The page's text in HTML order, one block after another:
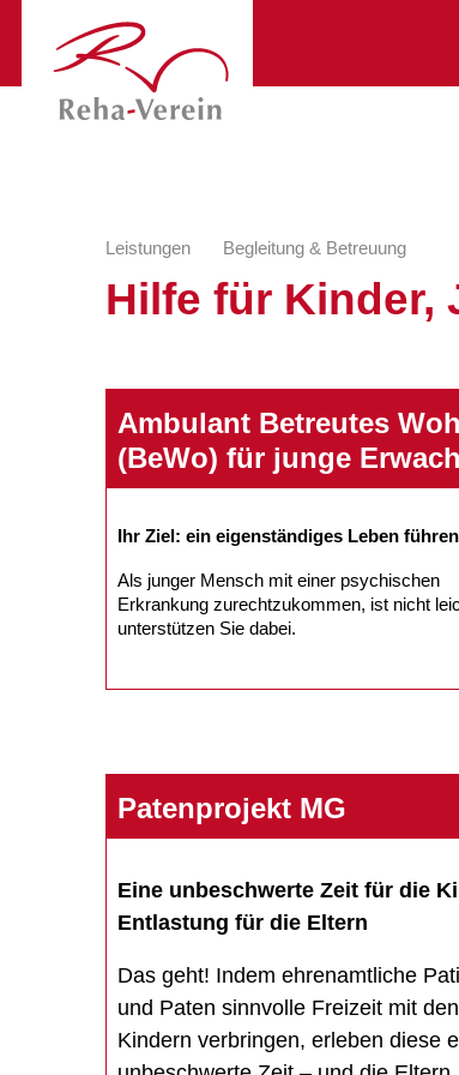
Leistungen Begleitung & Betreuung
Hilfe für Kinder,
Ambulant Betreutes
(BeWo) für junge
Ihr Ziel: ein eigenständiges Leben
Als junger Mensch mit einer psychischen
Erkrankung zurechtzukommen, ist nicht
unterstützen Sie dabei.
Patenprojekt MG
Eine unbeschwerte Zeit für die
Entlastung für die Eltern
Das geht! Indem ehrenamtliche
und Paten sinnvolle Freizeit mit den
Kindern verbringen, erleben diese